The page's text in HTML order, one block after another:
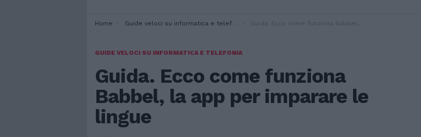
You are here:
Home Guide veloci su informatica e telefonia Guida. Ecco come funziona Babbel, la app per imparare le lingue
GUIDE VELOCI SU INFORMATICA E TELEFONIA
Guida. Ecco come funziona
Babbel, la app per imparare le
lingue